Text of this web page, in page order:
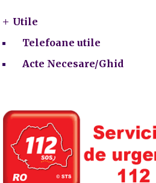
Utile
Telefoane utile
Acte Necesare/Ghid